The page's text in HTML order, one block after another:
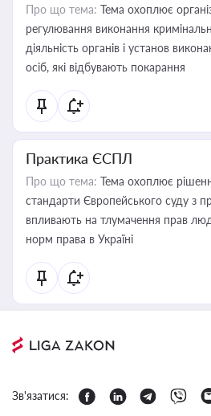
Про що тема: Тема охоплює
регулювання виконання
діяльність органів і установ
осіб, які відбувають покарання
Практика ЄСПЛ
Про що тема: Тема охоплює
стандарти Європейського суду з
впливають на тлумачення прав
норм права в Україні
Зв'язатися: